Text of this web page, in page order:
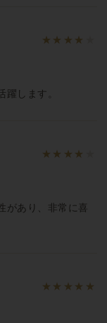
★ ★ ★ ★
躍します。
★ ★ ★ ★
があり、非常に喜
★ ★ ★ ★ ★